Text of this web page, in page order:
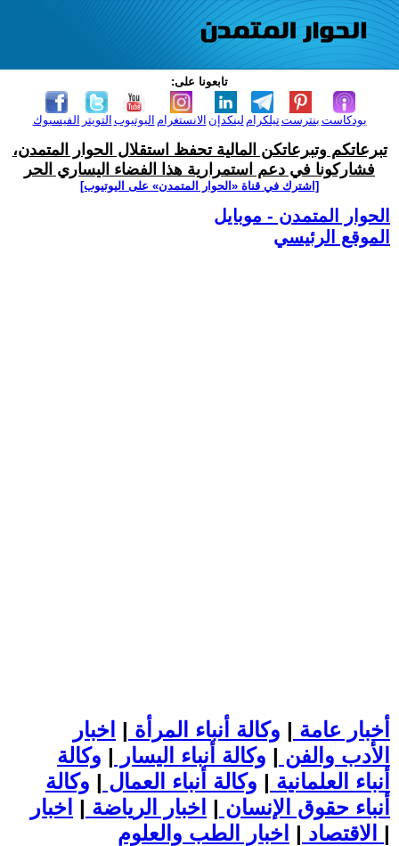
تابعونا على:
الفيسبوك التويتر اليوتيوب الانستغرام لينكدإن تيلكرامبنترست بودكاست
تبرعاتكم وتبرعاتكن المالية تحفظ استقلال الحوار المتمدن،
فشاركونا في دعم استمرارية هذا الفضاء اليساري الحر
[اشترك في قناة ‫«الحوار المتمدن» على اليوتيوب]
الحوار المتمدن - موبايل
الموقع الرئيسي
أخبار عامة | وكالة أنباء المرأة | اخبار
الأدب والفن | وكالة أنباء اليسار | وكالة
أنباء العلمانية | وكالة أنباء العمال | وكالة
أنباء حقوق الإنسان | اخبار الرياضة | اخبار
الاقتصاد | |